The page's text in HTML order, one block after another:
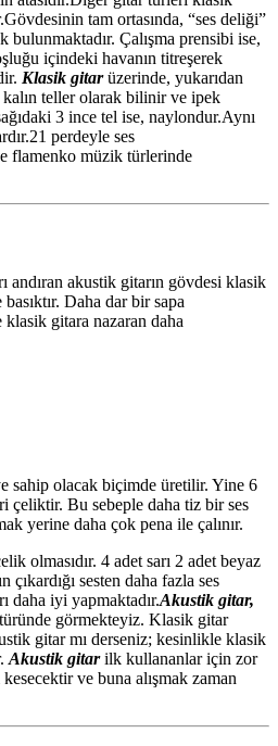
tam ortasında, “ses deliği”
Çalışma prensibi ise,
içindeki havanın titreşerek
Klasik gitarüzerinde, yukarıdan
kalın teller olarak bilinir ve ipek
3 ince tel ise, naylondur.Aynı
perdeyle ses
flamenko müzik türlerinde
andıran akustik gitarın gövdesi klasik
Daha dar bir sapa
gitara nazaran daha
sahip olacak biçimde üretilir. Yine 6
çeliktir. Bu sebeple daha tiz bir ses
yerine daha çok pena ile çalınır.
olmasıdır. 4 adet sarı 2 adet beyaz
sesten daha fazla ses
daha iyi yapmaktadır.Akustik gitar,
görmekteyiz. Klasik gitar
gitar mı derseniz; kesinlikle klasik
Akustik gitarilk kullananlar için zor
ve buna alışmak zaman